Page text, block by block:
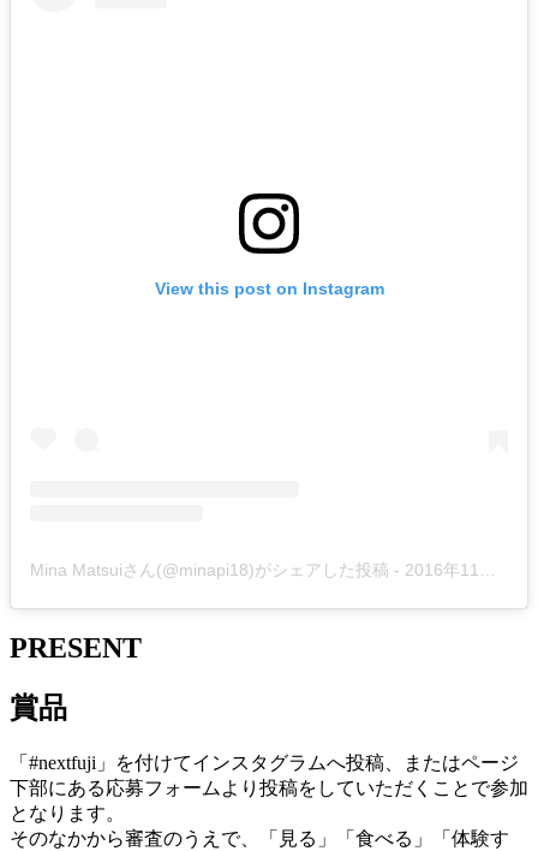
View this post on Instagram
Mina Matsuiさん(@minapi18)がシェアした投稿 - 2016年11月月27日午前12時45分PST
PRESENT
賞品
「#nextfuji」を付けてインスタグラムへ投稿、またはページ
下部にある応募フォームより投稿をしていただくことで参加
となります。
そのなかから審査のうえで、「見る」「食べる」「体験す